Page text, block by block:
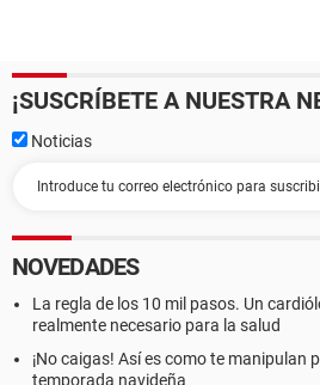
¡SUSCRÍBETE A NUESTRA
Noticias
NOVEDADES
La regla de los 10 mil pasos. Un
realmente necesario para la salud
¡No caigas! Así es como te manipulan
temporada navideña